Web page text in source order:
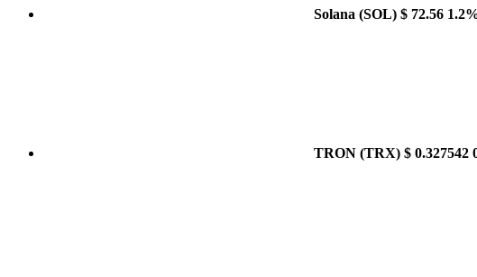
Solana (SOL) $ 72.56
TRON (TRX) $ 0.327542